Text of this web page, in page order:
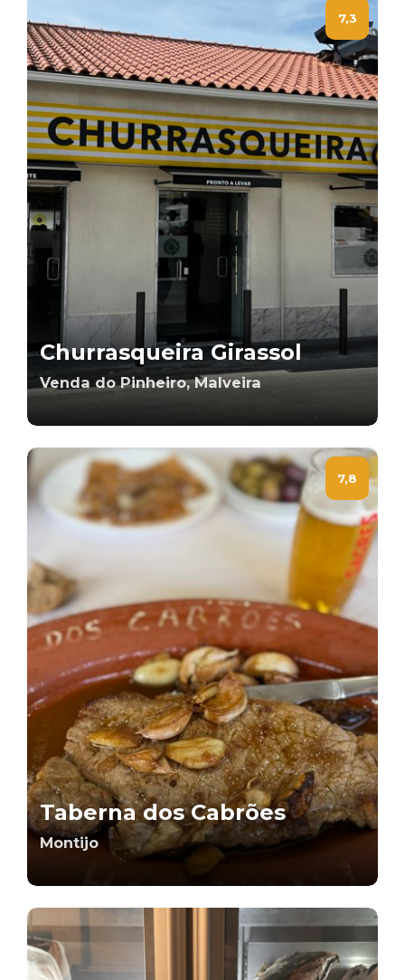
7,3
Churrasqueira Girassol
Venda do Pinheiro, Malveira
7,8
Taberna dos Cabrões
Montijo